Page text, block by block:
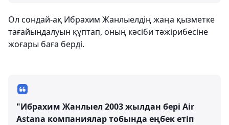
Ол сондай-ақ Ибрахим Жанлыелдің жаңа қызметке
тағайындалуын құптап, оның кәсіби тәжірибесіне
жоғары баға берді.
"Ибрахим Жанлыел 2003 жылдан бері Air
Astana компаниялар тобында еңбек етіп